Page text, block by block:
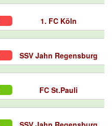
1. FC Köln
SSV Jahn Regensburg
FC St.Pauli